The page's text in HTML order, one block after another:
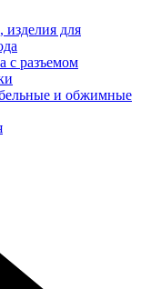
изделия для
с разъемом
и обжимные